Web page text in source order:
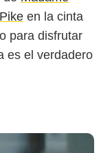
en la cinta
para disfrutar
es el verdadero